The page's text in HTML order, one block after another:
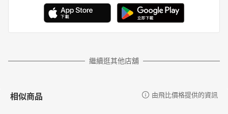
繼續逛其他店舖
相似商品 由飛比價格提供的資訊